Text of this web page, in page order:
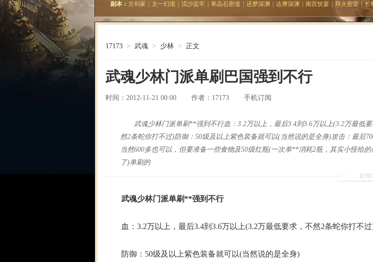
副本： 古剑冢 太一幻境 流沙监牢 寒晶石密道 还梦深渊 达摩深渊 南宫饮宴 拜火密室 长
17173 > 武魂 > 少林 > 正文
武魂少林门派单刷巴国强到不行
时间：2012-11-21 00:00 作者： 17173 手机订阅
新闻
武魂少林门派单刷**强到不行血：3.2万以上，最后3.4到3.6万以上(3.2万最低
然2条蛇你打不过)防御：50级及以上紫色装备就可以(当然说的是全身)攻击：最后
当然600多也可以，但要准备一些食物及50级红瓶(一次单**消耗2瓶，其实小怪给的
了)单刷的
武魂少林门派单刷**强到不行
血：3.2万以上，最后3.4到3.6万以上(3.2万最低要求，不然2条蛇你打不
防御：50级及以上紫色装备就可以(当然说的是全身)